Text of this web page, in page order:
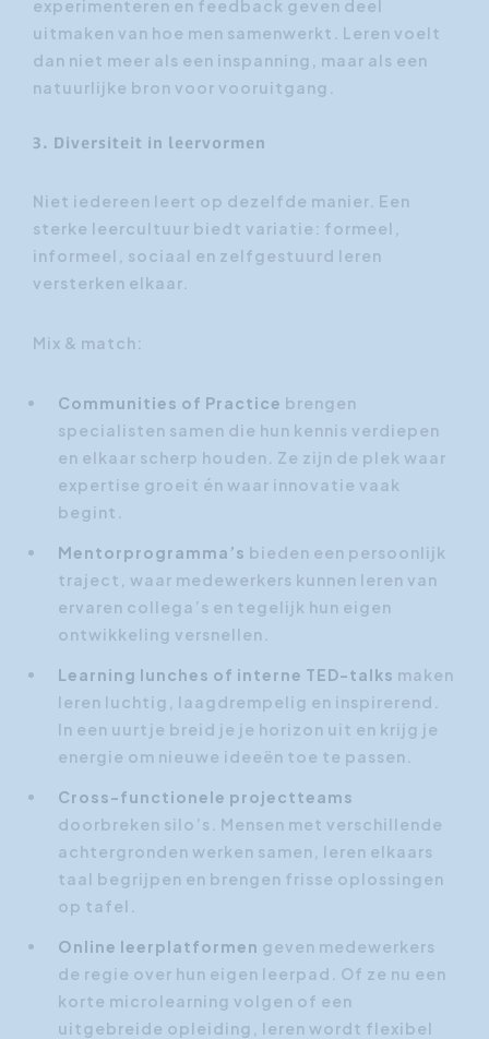
experimenteren en feedback geven deel
uitmaken van hoe men samenwerkt. Leren voelt
dan niet meer als een inspanning, maar als een
natuurlijke bron voor vooruitgang.
3. Diversiteit in leervormen
Niet iedereen leert op dezelfde manier. Een
sterke leercultuur biedt variatie: formeel,
informeel, sociaal en zelfgestuurd leren
versterken elkaar.
Mix & match:
Communities of Practice brengen
specialisten samen die hun kennis verdiepen
en elkaar scherp houden. Ze zijn de plek waar
expertise groeit én waar innovatie vaak
begint.
Mentorprogramma’s bieden een persoonlijk
traject, waar medewerkers kunnen leren van
ervaren collega’s en tegelijk hun eigen
ontwikkeling versnellen.
Learning lunches of interne TED-talks maken
leren luchtig, laagdrempelig en inspirerend.
In een uurtje breid je je horizon uit en krijg je
energie om nieuwe ideeën toe te passen.
Cross-functionele projectteams
doorbreken silo’s. Mensen met verschillende
achtergronden werken samen, leren elkaars
taal begrijpen en brengen frisse oplossingen
op tafel.
Online leerplatformen geven medewerkers
de regie over hun eigen leerpad. Of ze nu een
korte microlearning volgen of een
uitgebreide opleiding, leren wordt flexibel